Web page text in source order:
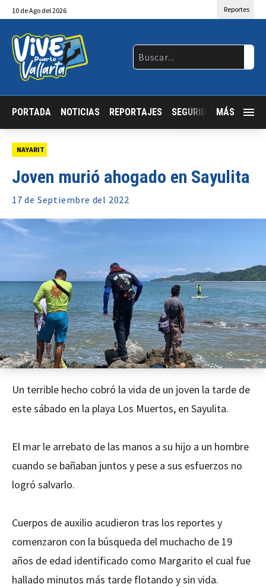
10 deAgo del 2026 Reportes
PORTADA NOTICIAS REPORTAJES SEGURIDAD JALISCO
MÁS
NAYARIT
Joven murió ahogado en Sayulita
17 de Septiembre del 2022
Un terrible hecho cobró la vida de un joven la tarde de
este sábado en la playa Los Muertos, en Sayulita.
El mar le arrebato de las manos a su hijo a un hombre
cuando se bañaban juntos y pese a sus esfuerzos no
logró salvarlo.
Cuerpos de auxilio acudieron tras los reportes y
comenzaron con la búsqueda del muchacho de 19
años de edad identificado como Margarito el cual fue
hallado minutos más tarde flotando y sin vida.